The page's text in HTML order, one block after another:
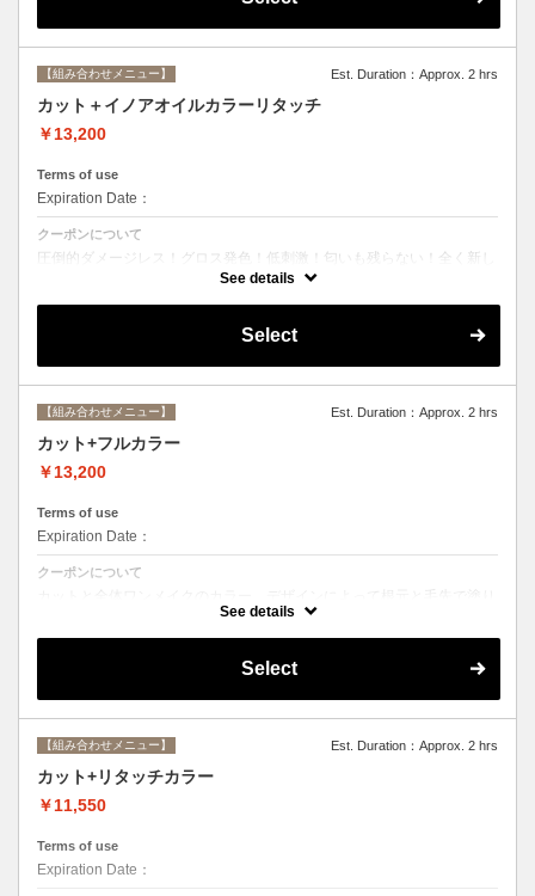
【組み合わせメニュー】 Est. Duration：Approx. 2 hrs
カット＋イノアオイルカラーリタッチ
￥13,200
Terms of use
Expiration Date：
クーポンについて
圧倒的ダメージレス！グロス発色！低刺激！匂いも残らない！全く新し
い処方のイノアオイルカラーのセットメニュー☆ ※根元２ｃｍまでの
See details
Select
【組み合わせメニュー】 Est. Duration：Approx. 2 hrs
カット+フルカラー
￥13,200
Terms of use
Expiration Date：
クーポンについて
分けて綺麗に染め上げます。シャンプー、ブロー込み
See details
Select
【組み合わせメニュー】 Est. Duration：Approx. 2 hrs
カット+リタッチカラー
￥11,550
Terms of use
Expiration Date：